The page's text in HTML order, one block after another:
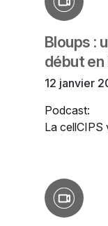
Bloups :
début
12 janvier
Podcast:
La